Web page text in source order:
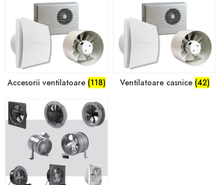
Accesorii ventilatoare (118) Ventilatoare casnice (42)